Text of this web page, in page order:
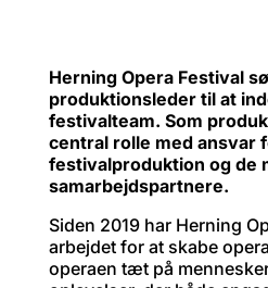
Herning Opera Festival
produktionsleder til at
festivalteam. Som
central rolle med ansvar
festivalproduktion og de
samarbejdspartnere.
Siden 2019 har Herning
arbejdet for at skabe
operaen tæt på